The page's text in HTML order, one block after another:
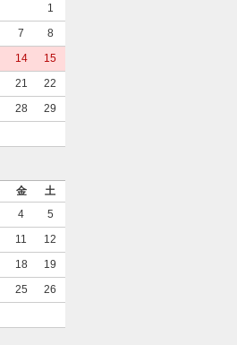
1
7
8
14
15
21
22
28
29
金
土
4
5
11
12
18
19
25
26